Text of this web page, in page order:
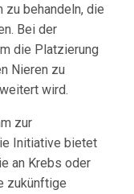
zu behandeln, die
Bei der
die Platzierung
Nieren zu
wird.
zur
Initiative bietet
an Krebs oder
zukünftige